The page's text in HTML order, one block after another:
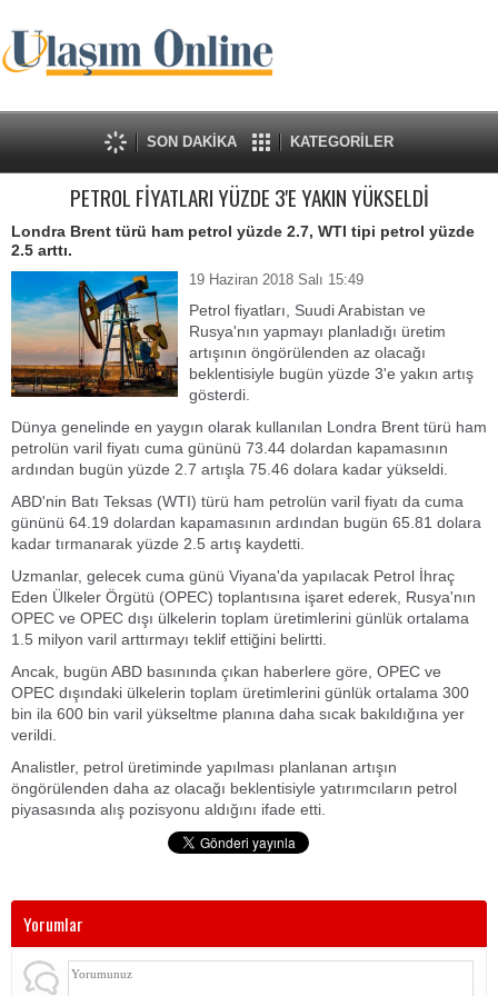
SON DAKİKA KATEGORİLER
PETROL FİYATLARI YÜZDE 3'E YAKIN YÜKSELDİ
Londra Brent türü ham petrol yüzde 2.7, WTI tipi petrol yüzde
2.5 arttı.
19 Haziran 2018 Salı 15:49
Petrol fiyatları, Suudi Arabistan ve
Rusya'nın yapmayı planladığı üretim
artışının öngörülenden az olacağı
beklentisiyle bugün yüzde 3'e yakın artış
gösterdi.
Dünya genelinde en yaygın olarak kullanılan Londra Brent türü ham
petrolün varil fiyatı cuma gününü 73.44 dolardan kapamasının
ardından bugün yüzde 2.7 artışla 75.46 dolara kadar yükseldi.
ABD'nin Batı Teksas (WTI) türü ham petrolün varil fiyatı da cuma
gününü 64.19 dolardan kapamasının ardından bugün 65.81 dolara
kadar tırmanarak yüzde 2.5 artış kaydetti.
Uzmanlar, gelecek cuma günü Viyana'da yapılacak Petrol İhraç
Eden Ülkeler Örgütü (OPEC) toplantısına işaret ederek, Rusya'nın
OPEC ve OPEC dışı ülkelerin toplam üretimlerini günlük ortalama
1.5 milyon varil arttırmayı teklif ettiğini belirtti.
Ancak, bugün ABD basınında çıkan haberlere göre, OPEC ve
OPEC dışındaki ülkelerin toplam üretimlerini günlük ortalama 300
bin ila 600 bin varil yükseltme planına daha sıcak bakıldığına yer
verildi.
Analistler, petrol üretiminde yapılması planlanan artışın
öngörülenden daha az olacağı beklentisiyle yatırımcıların petrol
piyasasında alış pozisyonu aldığını ifade etti.
Yorumlar